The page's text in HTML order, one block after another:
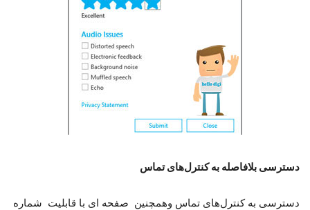
دسترسی بلافاصله به کنترل‌های تماس
دسترسی به کنترل‌های تماس وهمچنین صفحه ای با قابلیت شماره